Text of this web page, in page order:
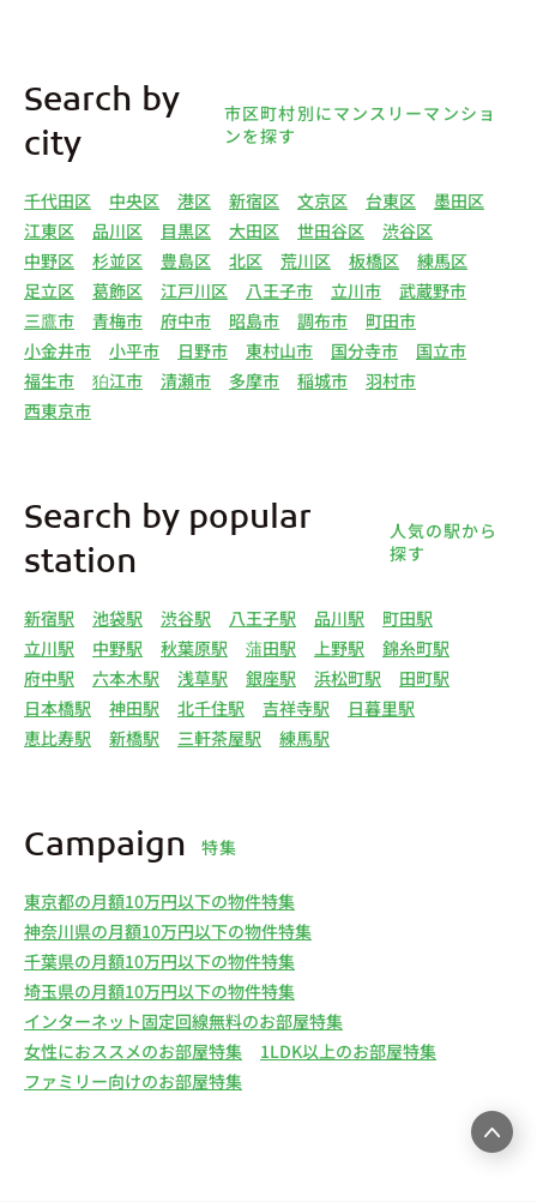
Search by
city
市区町村別にマンスリーマンショ
ンを探す
千代田区 中央区 港区 新宿区 文京区 台東区
墨田区
江東区
品川区 目黒区 大田区 世田谷区
渋谷区
中野区
杉並区 豊島区 北区 荒川区 板橋区
練馬区
足立区
葛飾区 江戸川区 八王子市 立川市
武蔵野市
三鷹市
青梅市 府中市 昭島市 調布市
町田市
小金井市
小平市 日野市 東村山市 国分寺市
国立市
福生市
狛江市 清瀬市 多摩市 稲城市
羽村市
西東京市
Search by popular
station
人気の駅から
探す
新宿駅 池袋駅 渋谷駅 八王子駅 品川駅
町田駅
立川駅
中野駅 秋葉原駅 蒲田駅 上野駅
錦糸町駅
府中駅
六本木駅 浅草駅 銀座駅 浜松町駅
田町駅
日本橋駅
神田駅 北千住駅 吉祥寺駅
日暮里駅
恵比寿駅
新橋駅 三軒茶屋駅 練馬駅
Campaign 特集
東京都の月額10万円以下の物件特集
神奈川県の月額10万円以下の物件特集
千葉県の月額10万円以下の物件特集
埼玉県の月額10万円以下の物件特集
インターネット固定回線無料のお部屋特集
女性におススメのお部屋特集
1LDK以上のお部屋特集
ファミリー向けのお部屋特集